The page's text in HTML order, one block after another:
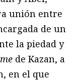
unión entre
de un
la piedad y
de Kazan, a
en el que